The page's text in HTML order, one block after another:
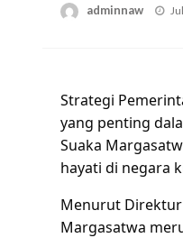
adminnaw
Strategi
yang penting
Suaka
hayati di negara
Menurut Direktur
Margasatwa